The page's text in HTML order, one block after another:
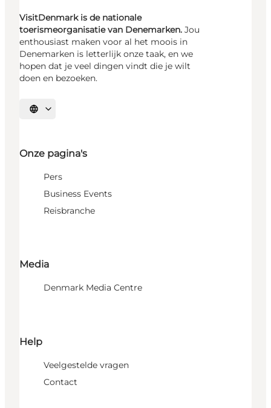
VisitDenmark is de nationale
toerismeorganisatie van Denemarken. Jou
enthousiast maken voor al het moois in
Denemarken is letterlijk onze taak, en we
hopen dat je veel dingen vindt die je wilt
doen en bezoeken.
Selecteer taal
Onze pagina's
Pers
Business Events
Reisbranche
Media
Denmark Media Centre
Help
Veelgestelde vragen
Contact